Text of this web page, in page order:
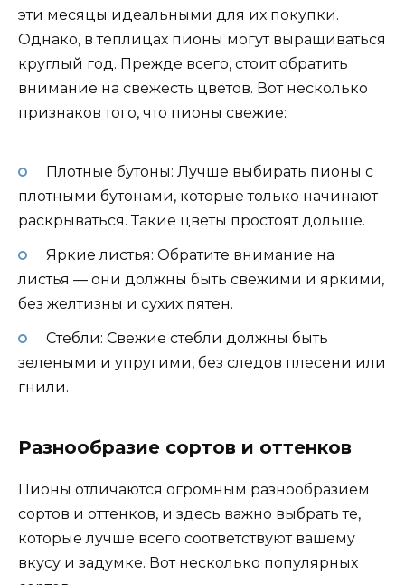
эти месяцы идеальными для их покупки.
Однако, в теплицах пионы могут выращиваться
круглый год. Прежде всего, стоит обратить
внимание на свежесть цветов. Вот несколько
признаков того, что пионы свежие:
Плотные бутоны: Лучше выбирать пионы с
плотными бутонами, которые только начинают
раскрываться. Такие цветы простоят дольше.
Яркие листья: Обратите внимание на
листья — они должны быть свежими и яркими,
без желтизны и сухих пятен.
Стебли: Свежие стебли должны быть
зелеными и упругими, без следов плесени или
гнили.
Разнообразие сортов и оттенков
Пионы отличаются огромным разнообразием
сортов и оттенков, и здесь важно выбрать те,
которые лучше всего соответствуют вашему
вкусу и задумке. Вот несколько популярных